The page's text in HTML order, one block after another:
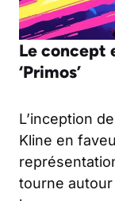
Le concept
‘Primos’
L’inception de
Kline en
tourne autour